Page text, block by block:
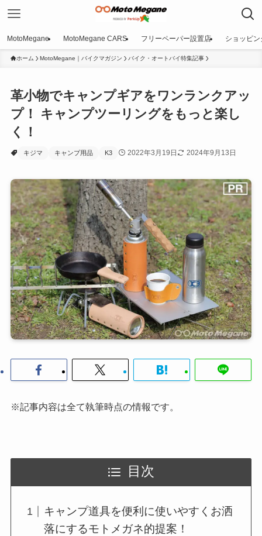
MotoMegane MotoMegane CARS フリーペーパー設置店 ショッピン
ホーム MotoMegane｜バイクマガジン バイク・オートバイ特集記事
革小物でキャンプギアをワンランクアッ
プ！ キャンプツーリングをもっと楽し
く！
キジマ キャンプ用品 K3 2022年3月19日 2024年9月13日
※記事内容は全て執筆時点の情報です。
目次
キャンプ道具を便利に使いやすくお洒
落にするモトメガネ的提案！